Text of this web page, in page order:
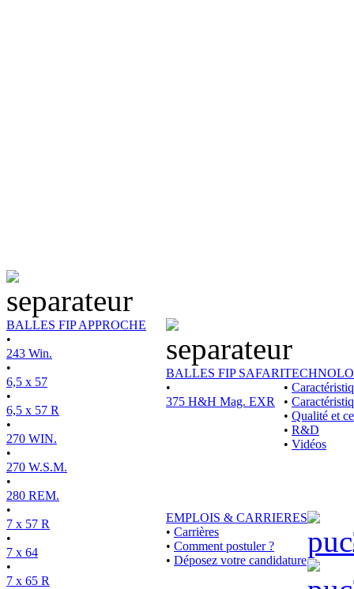
BALLES FIP APPROCHE
•
243 Win.
•
6,5 x 57
•
6,5 x 57 R
•
270 WIN.
•
270 W.S.M.
•
280 REM.
•
7 x 57 R
•
7 x 64
•
7 x 65 R
BALLES FIP SAFARI
•
375 H&H Mag. EXR
•
•
• Qualité et
• R&D
• Vidéos
EMPLOIS & CARRIERES
• Carrières
• Comment postuler ?
• Déposez votre candidature